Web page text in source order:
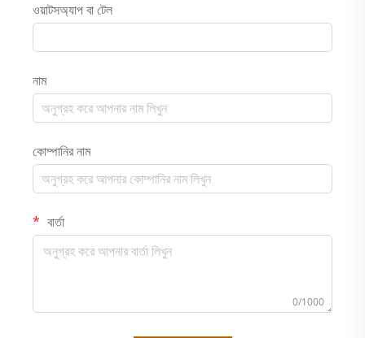
ওয়াটসঅ্যাপ বা টেল
নাম
কোম্পানির নাম
বার্তা
0/1000